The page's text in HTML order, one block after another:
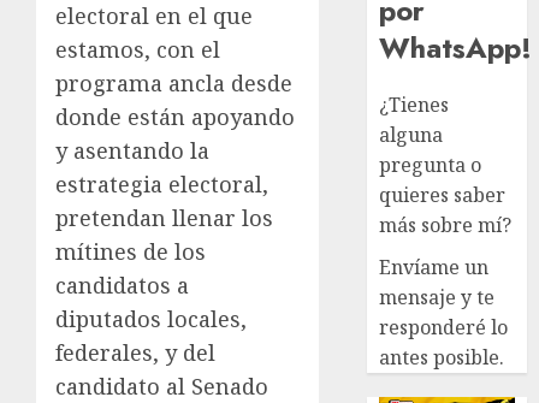
electoral en el que
estamos, con el
programa ancla desde
donde están apoyando
y asentando la
estrategia electoral,
pretendan llenar los
mítines de los
candidatos a
diputados locales,
federales, y del
candidato al Senado
por
WhatsApp!
¿Tienes
alguna
pregunta o
quieres saber
más sobre mí?
Envíame un
mensaje y te
responderé lo
antes posible.